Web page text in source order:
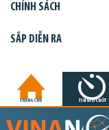
CHÍNH SÁCH
SẮP DIỄN RA
TRANG CHỦ TIN GIỜ CHÓT